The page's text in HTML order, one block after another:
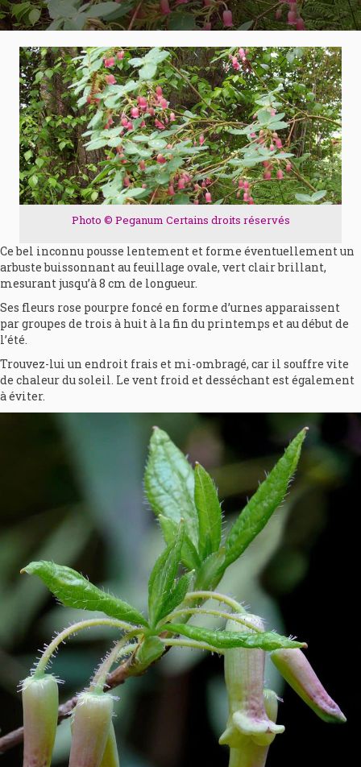
Photo © Peganum Certains droits réservés
Ce bel inconnu pousse lentement et forme éventuellement un
arbuste buissonnant au feuillage ovale, vert clair brillant,
mesurant jusqu’à 8 cm de longueur.
Ses fleurs rose pourpre foncé en forme d’urnes apparaissent
par groupes de trois à huit à la fin du printemps et au début de
l’été.
Trouvez-lui un endroit frais et mi-ombragé, car il souffre vite
de chaleur du soleil. Le vent froid et desséchant est également
à éviter.